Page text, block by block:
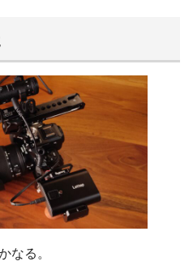
なる。